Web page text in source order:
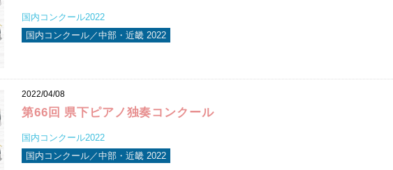
国内コンクール2022
国内コンクール／中部・近畿 2022
2022/04/08
第66回 県下ピアノ独奏コンクール
国内コンクール2022
国内コンクール／中部・近畿 2022